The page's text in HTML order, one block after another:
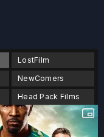
LostFilm
NewComers
Head Pack Films